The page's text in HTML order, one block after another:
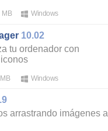
MB Windows
10.02
tu ordenador con
Windows
arrastrando imágenes a